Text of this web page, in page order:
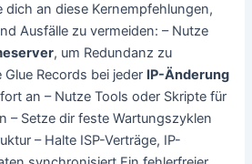
dich an diese Kernempfehlungen,
Ausfälle zu vermeiden: – Nutze
, um Redundanz zu
Records bei jeder IP-Änderung
an – Nutze Tools oder Skripte für
– Setze dir feste Wartungszyklen
– Halte ISP-Verträge, IP-